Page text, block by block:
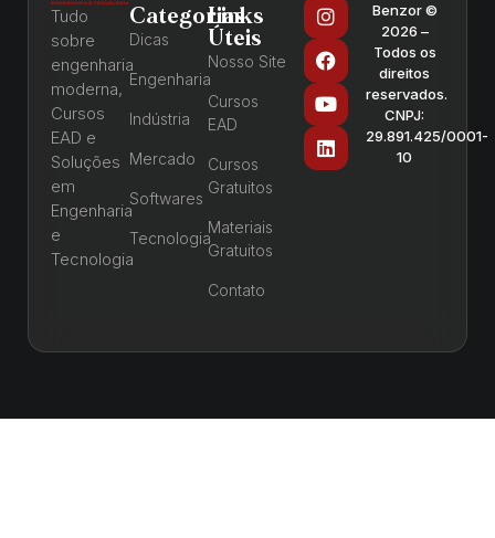
Tudo
sobre
engenharia
moderna,
Cursos
EAD e
Soluções
em
Engenharia
e
Tecnologia
Categorias
Dicas
Engenharia
Indústria
Mercado
Softwares
Tecnologia
Links
Úteis
Nosso Site
Cursos
EAD
Cursos
Gratuitos
Materiais
Gratuitos
Contato
Benzor ©
2026 –
Todos os
direitos
reservados.
CNPJ:
29.891.425/0001-
10